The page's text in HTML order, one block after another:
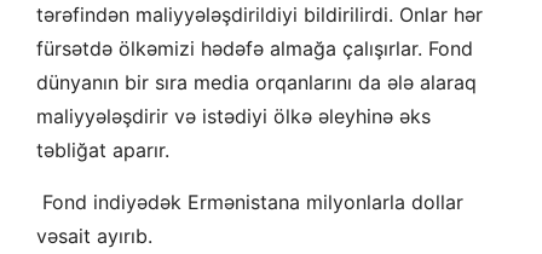
tərəfindən maliyyələşdirildiyi bildirilirdi. Onlar hər
fürsətdə ölkəmizi hədəfə almağa çalışırlar. Fond
dünyanın bir sıra media orqanlarını da ələ alaraq
maliyyələşdirir və istədiyi ölkə əleyhinə əks
təbliğat aparır.
Fond indiyədək Ermənistana milyonlarla dollar
vəsait ayırıb.